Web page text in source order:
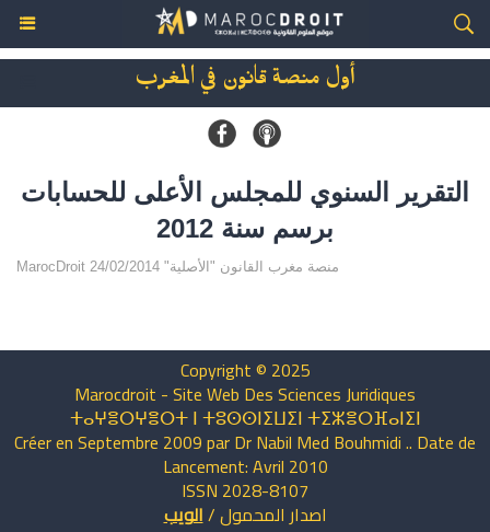
أول منصة قانون في المغرب
التقرير السنوي للمجلس الأعلى للحسابات
برسم سنة 2012
MarocDroit منصة مغرب القانون "الأصلية" 24/02/2014
Copyright © 2025
Marocdroit - Site Web Des Sciences Juridiques
ⵜⴰⵖⴻⵔⵖⴻⵔⵜ ⵏ ⵜⵓⵙⵙⵏⵉⵡⵉⵏ ⵜⵉⵣⴻⵔⴼⴰⵏⵉⵏ
Créer en Septembre 2009 par Dr Nabil Med Bouhmidi .. Date de
Lancement: Avril 2010
ISSN 2028-8107
اصدارالمحمول/الويب